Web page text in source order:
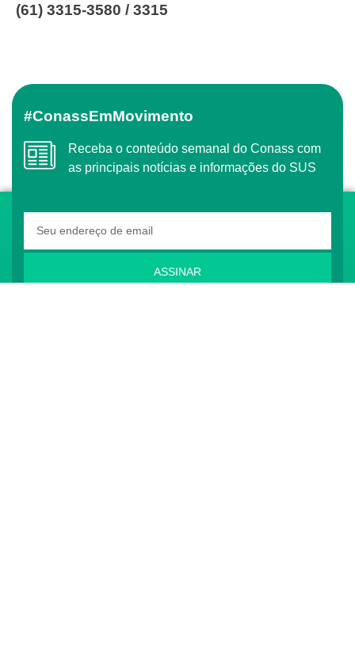
(61) 3315-3580 / 3315
#ConassEmMovimento
Receba o conteúdo semanal do Conass com
as principais notícias e informações do SUS
ASSINAR